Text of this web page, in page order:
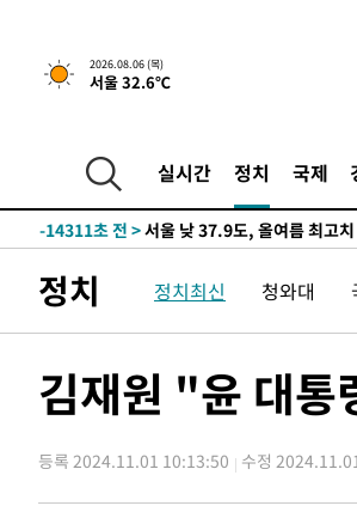
2026.08.06 (목)
서울 32.6℃
실시간 정치 국제
-15627초 전 >[속보]합참 "북, 동해상으로 미
-15023초 전 >'낮 최고 39도' 불볕더위…한밤
-14644초 전 >
"韓 외환시장 개입 관측 배경
-14471초 전 >
-14311초 전 >서울 낮 37.9도, 올여름 최고
-9968초 전 >
[속보]코스닥, 800p 회복
-9898초 전 >[속보]코스피, 301.88포인트
-7362초 전 >"여기 떨어졌다"…다누리, 스페
49분 전 >내일까지 39도 '펄펄'…기상청 "태풍
55분 전 >트럼프, 한국계 진보 주지사 후보
정치 정치최신 청와대
김재원 "윤 대
등록 2024.11.01 10:13:50 수정